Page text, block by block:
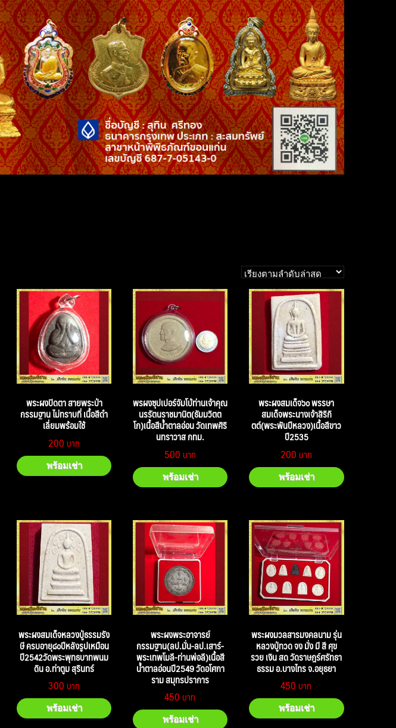
พระผงปิดตา สายพระป่า
กรรมฐาน ไม่ทราบที่ เนื้อสีดำ
เลี่ยมพร้อมใช้
200
พร้อมเช่า
พรผงซุปเปอร์จัมโบ้ท่านเจ้าคุณ
นรรัตนราชมานิต(ธัมมวิตต
โก)เนื้อสีน้ำตาลอ่อน วัดเทพศิริ
นทราวาส กทม.
500
พร้อมเช่า
พระผงสมเด็จ๖๐ พรรษา
สมเด็จพระนางเจ้าสิริกิ
ตต์(พระพันปีหลวง)เนื้อสีขาว
ปี2535
200
พร้อมเช่า
พระผงสมเด็จหลวงปู่ธรรมรัง
ษี ครบอายุ๘๐ปีหลังรูปเหมือน
ปี2542วัดพระพุทธบาทพนม
ดิน อ.ท่าตูม สุรินทร์
300
พร้อมเช่า
พระผงพระอาจารย์
กรรมฐาน(ลป.มั่น-ลป.เสาร์-
พระเทพโมลี-ท่านพ่อลี)เนื้อสี
น้ำตาลอ่อนปี2549 วัดอโศกา
ราม สมุทรปราการ
450
พร้อมเช่า
พระผงมวลสารมงคลนาม รุ่น
หลวงปู่ทวด จง มั่ง มี สี ศุข
รวย เงิน สด วัดราษฎร์ศรัทธา
ธรรม อ.บางไทร จ.อยุธยา
450
พร้อมเช่า